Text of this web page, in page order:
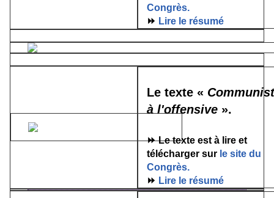
Congrès.
⏩ Lire le résumé
Le texte « C
à l'offensive ».
⏩ Le texte est à lire et
télécharger sur le site du
Congrès.
⏩ Lire le résumé